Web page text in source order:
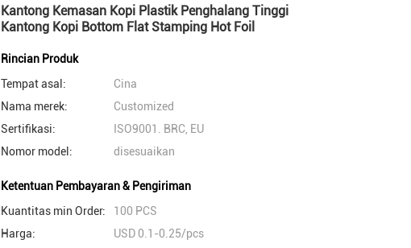
Kantong Kemasan Kopi Plastik Penghalang Tinggi
Kantong Kopi Bottom Flat Stamping Hot Foil
Rincian Produk
Tempat asal:
Cina
Nama merek:
Customized
Sertifikasi:
ISO9001. BRC, EU
Nomor model:
disesuaikan
Ketentuan Pembayaran & Pengiriman
Kuantitas min Order:
100 PCS
Harga:
USD 0.1-0.25/pcs